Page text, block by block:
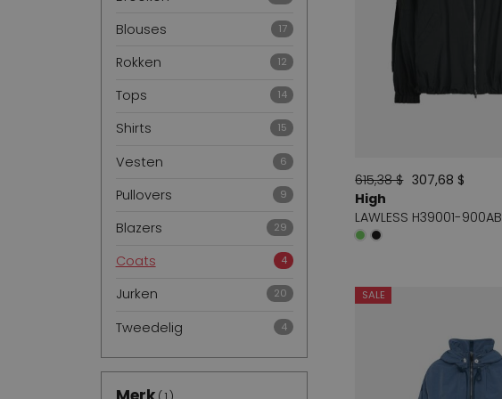
Blouses 17
Rokken 12
Tops 14
Shirts 15
Vesten 6
Pullovers 9
Blazers 29
Coats 4
Jurken 20
Tweedelig 4
615,38 $ 307,68 $
High
LAWLESS H39001-900AB
SALE